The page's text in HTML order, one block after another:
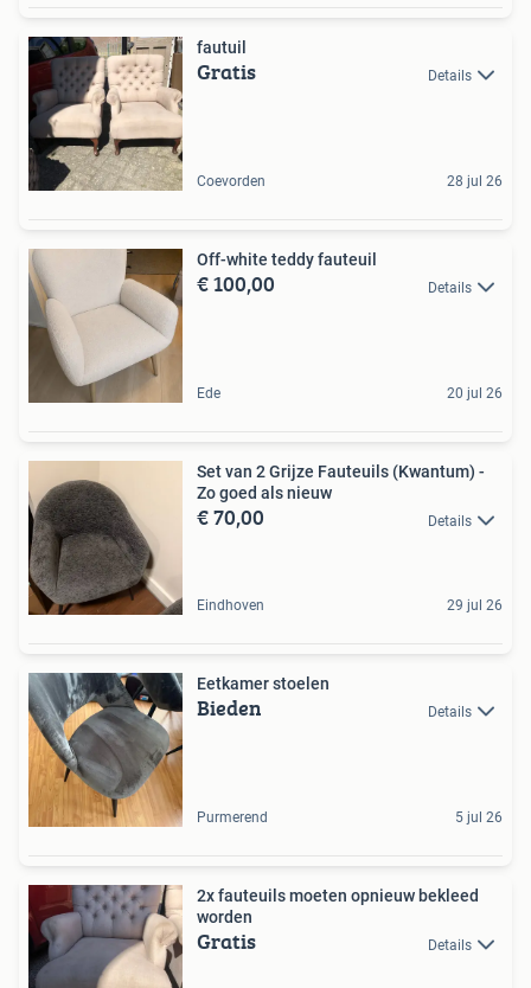
fautuil
Gratis Details
Coevorden 28 jul 26
Off-white teddy fauteuil
€ 100,00 Details
Ede 20 jul 26
Set van 2 Grijze Fauteuils (Kwantum) -
Zo goed als nieuw
€ 70,00 Details
Eindhoven 29 jul 26
Eetkamer stoelen
Bieden Details
Purmerend 5 jul 26
2x fauteuils moeten opnieuw bekleed
worden
Gratis Details